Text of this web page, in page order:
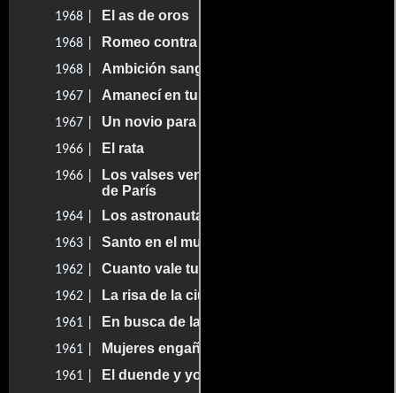
1968 | El as de oros
1968 | Romeo contra Julieta
1968 | Ambición sangrienta
1967 | Amanecí en tus brazos
1967 | Un novio para dos hermanas
1966 | El rata
1966 |
Los valses venían de Viena y los niños
de París
1964 | Los astronautas
1963 | Santo en el museo de cera
1962 | Cuanto vale tu hijo
1962 | La risa de la ciudad
1961 | En busca de la muerte
1961 | Mujeres engañadas
1961 | El duende y yo